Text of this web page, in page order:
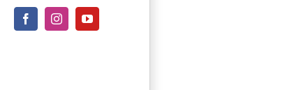
FacebookInstagramYouTube